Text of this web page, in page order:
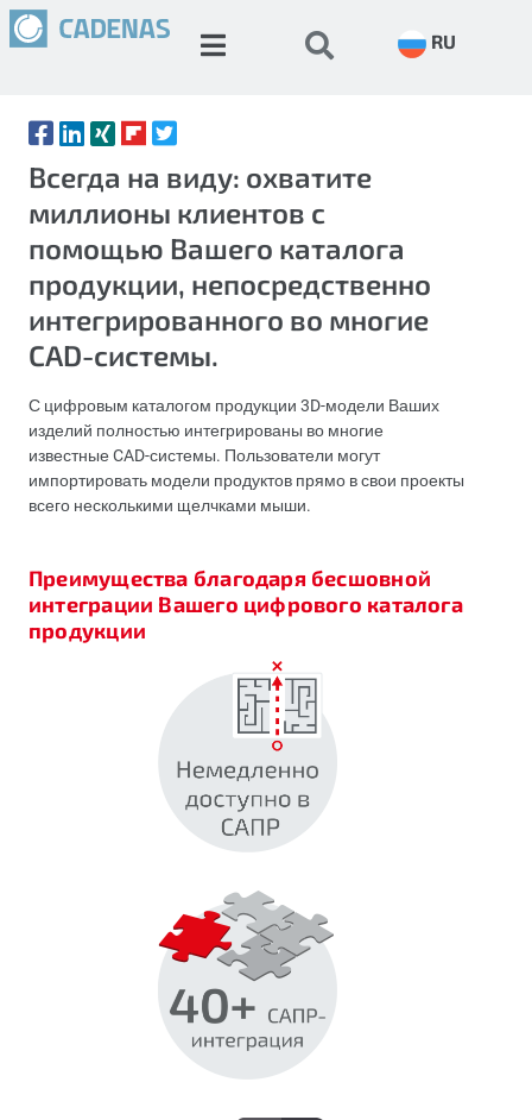
RU
Всегда на виду: охватите
миллионы клиентов с
помощью Вашего каталога
продукции, непосредственно
интегрированного во многие
CAD-системы.
С цифровым каталогом продукции 3D-модели Ваших
изделий полностью интегрированы во многие
известные CAD-системы. Пользователи могут
импортировать модели продуктов прямо в свои проекты
всего несколькими щелчками мыши.
Преимущества благодаря бесшовной
интеграции Вашего цифрового каталога
продукции